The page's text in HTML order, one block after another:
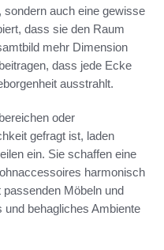
sondern auch eine gewisse
dass sie den Raum
mehr Dimension
dass jede Ecke
ausstrahlt.
oder
gefragt ist, laden
ein. Sie schaffen eine
harmonisch
Möbeln und
und behagliches Ambiente